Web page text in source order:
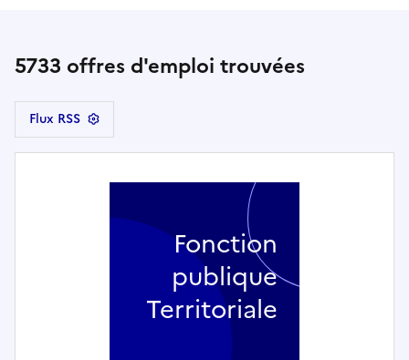
5733 offres d'emploi trouvées
Flux RSS
Fonction
publique
Territoriale